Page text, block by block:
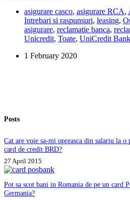
repara
o
masina
in
de
unul
pe
sa
asigurare casco, asigurare RCA,
Intrebari si raspunsuri, leasing,
asigurare, reclamatie banca,
Unicredit, Toate, UniCredit Bank
1 February 2020
Posts
Cat are voie sa-mi opreasca din salariu la
card de credit BRD?
27 April 2015
Pot sa scot bani in Romania de pe un card
Germania?